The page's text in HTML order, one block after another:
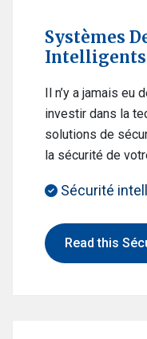
Systèmes
Intelligents
Il n’y a jamais eu
investir dans la
solutions de
la sécurité de
Sécurité
Read this